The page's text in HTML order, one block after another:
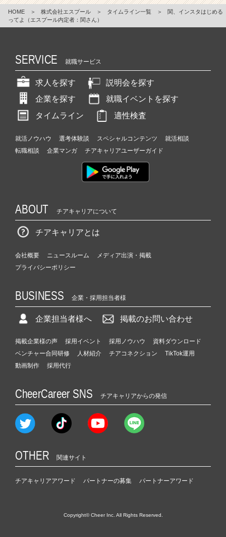
HOME ＞ 株式会社エスプール ＞ タイムライン一覧 ＞
関、インスタはじめる
ってよ（エスプール内定者：関さん）
SERVICE 就職サービス
求人を探す
説明会を探す
企業を探す
就職イベントを探す
タイムライン
適性検査
就活ノウハウ 選考体験談 スペシャルコンテンツ
就活相談
転職相談
企業マンガ チアキャリアユーザーガイド
ABOUT チアキャリアについて
チアキャリアとは
会社概要 ニュースルーム
メディア出演・掲載
プライバシーポリシー
BUSINESS 企業・採用担当者様
企業担当者様へ 掲載のお問い合わせ
掲載企業様の声 採用イベント 採用ノウハウ
資料ダウンロード
ベンチャー合同研修
人材紹介 チアコネクション
TikTok運用
動画制作
採用代行
CheerCareer SNS チアキャリアからの発信
OTHER 関連サイト
チアキャリアアワード パートナーの募集 パートナーアワード
Copyright© Cheer Inc. All Rights Reserved.